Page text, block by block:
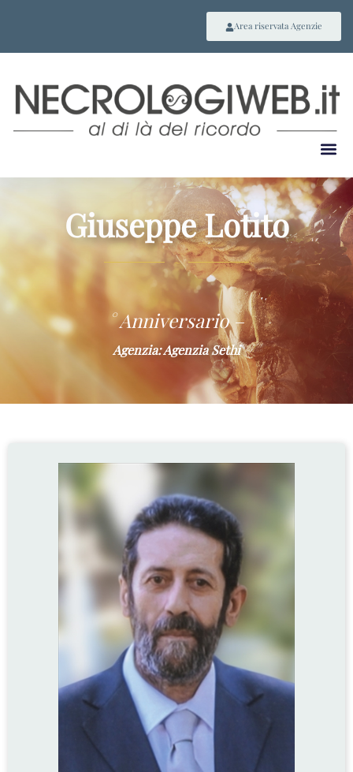
Area riservata Agenzie
Giuseppe Lotito
~
° Anniversario –
Agenzia: Agenzia Sethi